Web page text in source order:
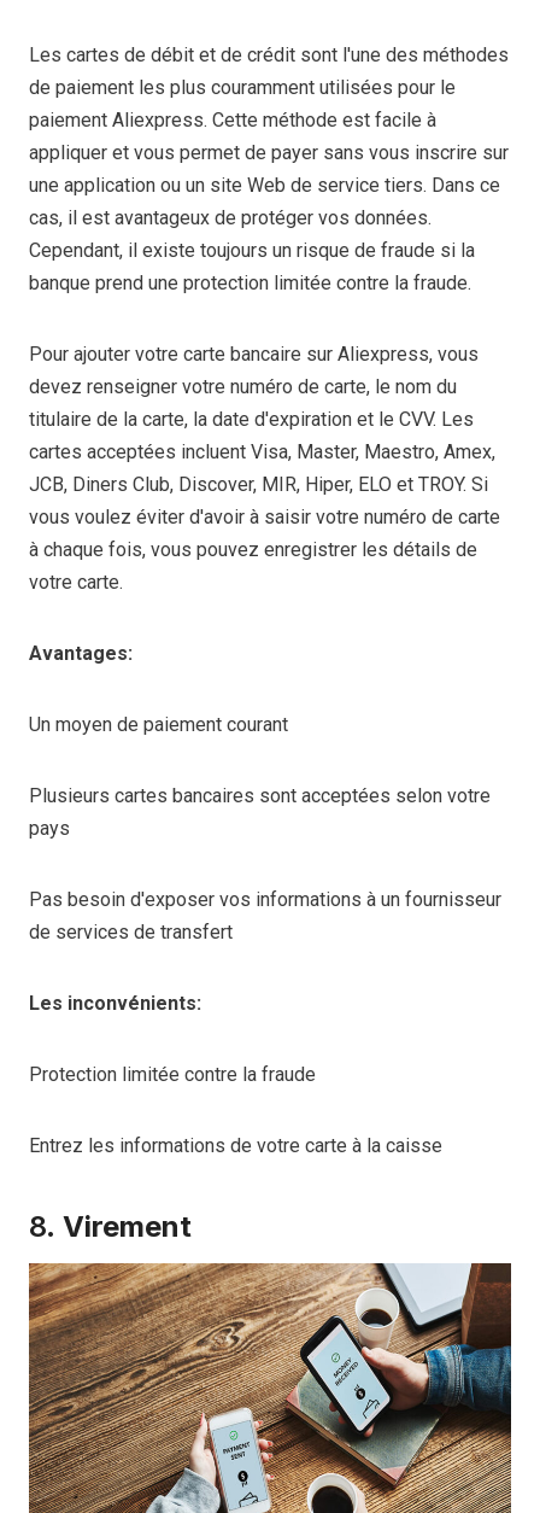
Les cartes de débit et de crédit sont l'une des méthodes
de paiement les plus couramment utilisées pour le
paiement Aliexpress. Cette méthode est facile à
appliquer et vous permet de payer sans vous inscrire sur
une application ou un site Web de service tiers. Dans ce
cas, il est avantageux de protéger vos données.
Cependant, il existe toujours un risque de fraude si la
banque prend une protection limitée contre la fraude.
Pour ajouter votre carte bancaire sur Aliexpress, vous
devez renseigner votre numéro de carte, le nom du
titulaire de la carte, la date d'expiration et le CVV. Les
cartes acceptées incluent Visa, Master, Maestro, Amex,
JCB, Diners Club, Discover, MIR, Hiper, ELO et TROY. Si
vous voulez éviter d'avoir à saisir votre numéro de carte
à chaque fois, vous pouvez enregistrer les détails de
votre carte.
Avantages:
Un moyen de paiement courant
Plusieurs cartes bancaires sont acceptées selon votre
pays
Pas besoin d'exposer vos informations à un fournisseur
de services de transfert
Les inconvénients:
Protection limitée contre la fraude
Entrez les informations de votre carte à la caisse
8. Virement